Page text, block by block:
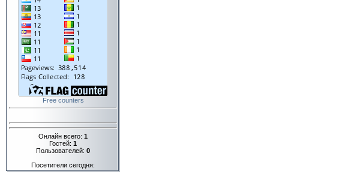
Free counters
Онлайн всего: 1
Гостей: 1
Пользователей: 0
Посетители сегодня: